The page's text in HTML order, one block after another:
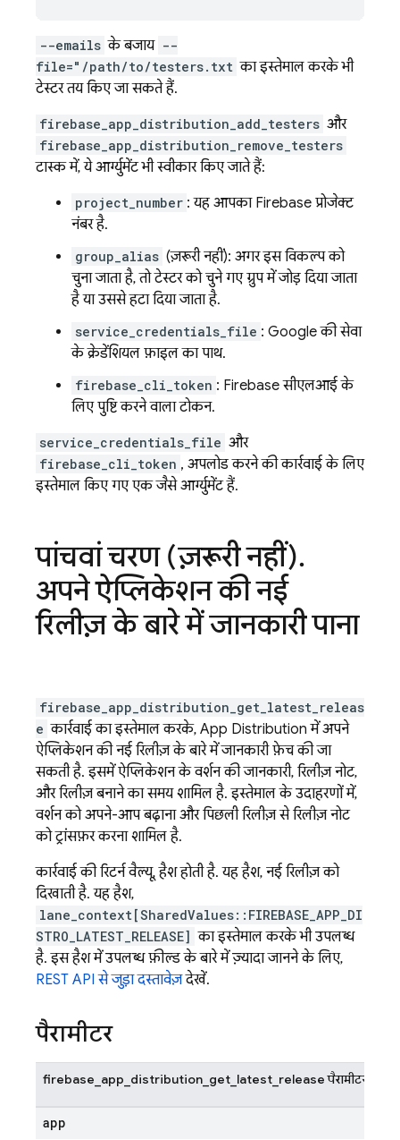
--emails के बजाय --
file="/path/to/testers.txt का इस्तेमाल करके भी
टेस्टर तय किए जा सकते हैं.
firebase_app_distribution_add_testers और
firebase_app_distribution_remove_testers
टास्क में, ये आर्ग्युमेंट भी स्वीकार किए जाते हैं:
project_number : यह आपका Firebase प्रोजेक्ट
नंबर है.
group_alias (ज़रूरी नहीं): अगर इस विकल्प को
चुना जाता है, तो टेस्टर को चुने गए ग्रुप में जोड़ दिया जाता
है या उससे हटा दिया जाता है.
service_credentials_file : Google की सेवा
के क्रेडेंशियल फ़ाइल का पाथ.
firebase_cli_token : Firebaseसीएलआई के
लिए पुष्टि करने वाला टोकन.
service_credentials_file और
firebase_cli_token , अपलोड करने की कार्रवाई के लिए
इस्तेमाल किए गए एक जैसे आर्ग्युमेंट हैं.
पांचवां चरण (ज़रूरी नहीं).
अपने ऐप्लिकेशन की नई
रिलीज़ के बारे में जानकारी पाना
firebase_app_distribution_get_latest_releas
e कार्रवाई का इस्तेमाल करके, App Distribution में अपने
ऐप्लिकेशन की नई रिलीज़ के बारे में जानकारी फ़ेच की जा
सकती है. इसमें ऐप्लिकेशन के वर्शन की जानकारी, रिलीज़ नोट,
और रिलीज़ बनाने का समय शामिल है. इस्तेमाल के उदाहरणों में,
वर्शन को अपने-आप बढ़ाना और पिछली रिलीज़ से रिलीज़ नोट
को ट्रांसफ़र करना शामिल है.
कार्रवाई की रिटर्न वैल्यू, हैश होती है. यह हैश, नई रिलीज़ को
दिखाती है. यह हैश,
lane_context[SharedValues::FIREBASE_APP_DI
STRO_LATEST_RELEASE] का इस्तेमाल करके भी उपलब्ध
है. इस हैश में उपलब्ध फ़ील्ड के बारे में ज़्यादा जानने के लिए,
REST API से जुड़ा दस्तावेज़देखें.
पैरामीटर
firebase_app_distribution_get_latest_release पैरामीटर
app